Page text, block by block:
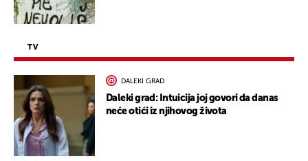
TV
DALEKI GRAD
Daleki grad: Intuicija joj govori da danas
neće otići iz njihovog života